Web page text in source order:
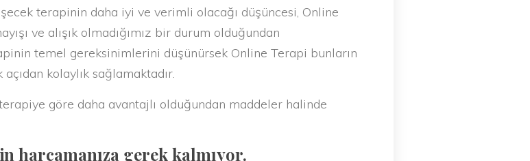
terapinin daha iyi ve verimli olacağı düşüncesi, Online
ve alışık olmadığımız bir durum olduğundan
temel gereksinimlerini düşünürsek Online Terapi bunların
kolaylık sağlamaktadır.
göre daha avantajlı olduğundan maddeler halinde
harcamanıza gerek kalmıyor.